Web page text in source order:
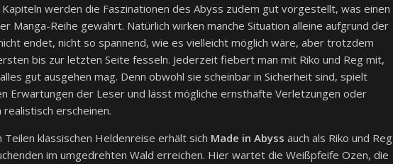
werden die Faszinationen des Abyss zudem gut vorgestellt, was einen
Manga-Reihe gewährt. Natürlich wirken manche Situation alleine aufgrund der
endet, nicht so spannend, wie es vielleicht möglich wäre, aber trotzdem
bis zur letzten Seite fesseln. Jederzeit fiebert man mit Riko und Reg mit,
gut ausgehen mag. Denn obwohl sie scheinbar in Sicherheit sind, spielt
Erwartungen der Leser und lässt mögliche ernsthafte Verletzungen oder
erscheinen.
klassischen Heldenreise erhält sich Made in Abyss auch als Riko und Reg
im umgedrehten Wald erreichen. Hier wartet die Weißpfeife Ozen, die